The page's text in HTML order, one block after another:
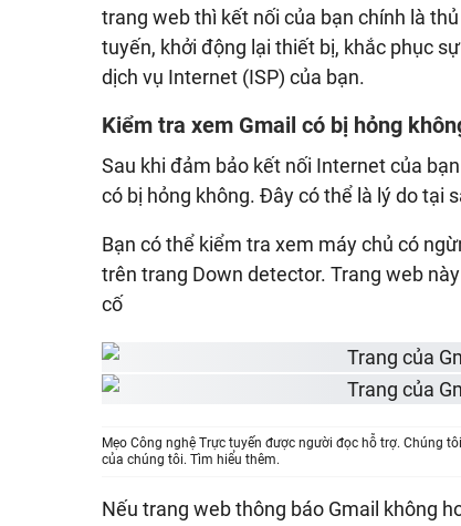
trang web thì kết nối của bạn chính là
tuyến, khởi động lại thiết bị, khắc phục
dịch vụ Internet (ISP) của bạn.
Kiểm tra xem Gmail có bị hỏng
Sau khi đảm bảo kết nối Internet của
có bị hỏng không. Đây có thể là lý do tại
Bạn có thể kiểm tra xem máy chủ có
trên trang Down detector. Trang web
cố
Mẹo Công nghệ Trực tuyến được người đọc hỗ trợ. Chúng
của chúng tôi. Tìm hiểu thêm.
Nếu trang web thông báo Gmail không